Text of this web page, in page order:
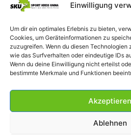
Einwilligung
Um dir ein optimales Erlebnis zu bieten,
Cookies, um Geräteinformationen zu
zuzugreifen. Wenn du diesen Technologien
wie das Surfverhalten oder eindeutige IDs
Wenn du deine Einwilligung nicht erteilst
bestimmte Merkmale und Funktionen
Akzeptieren
Ablehnen